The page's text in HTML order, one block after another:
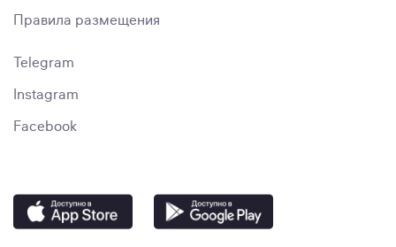
Правила размещения
Telegram
Instagram
Facebook